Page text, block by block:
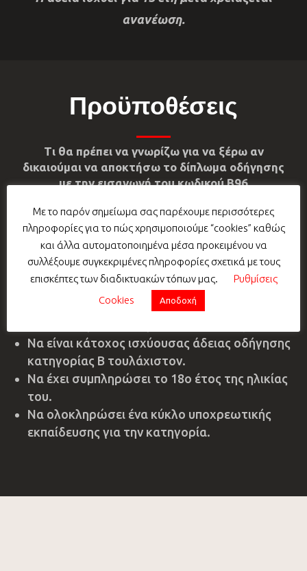
ανανέωση.
Προϋποθέσεις
Τι θα πρέπει να γνωρίζω για να ξέρω αν
δικαιούμαι να αποκτήσω το δίπλωμα οδήγησης
με την εισαγωγή του κωδικού Β96
Να έχει την κανονική του διαμονή στην
Ελλάδα.
Να μην κατέχει άλλη άδεια οδήγησης, ίδιας
κατηγορίας, ελληνική ή κράτους-μέλους της
Ε.Ε. (συμπεριλαμβανομένων των κρατών
Να είναι κάτοχος ισχύουσας άδειας οδήγησης
κατηγορίας B τουλάχιστον.
Να έχει συμπληρώσει το 18ο έτος της ηλικίας
του.
Να ολοκληρώσει ένα κύκλο υποχρεωτικής
εκπαίδευσης για την κατηγορία.
Με το παρόν σημείωμα σας παρέχουμε περισσότερες
πληροφορίες για το πώς χρησιμοποιούμε “cookies” καθώς
και άλλα αυτοματοποιημένα μέσα προκειμένου να
συλλέξουμε συγκεκριμένες πληροφορίες σχετικά με τους
επισκέπτες των διαδικτυακών τόπων μας.
Ρυθμίσεις
Cookies
Αποδοχή